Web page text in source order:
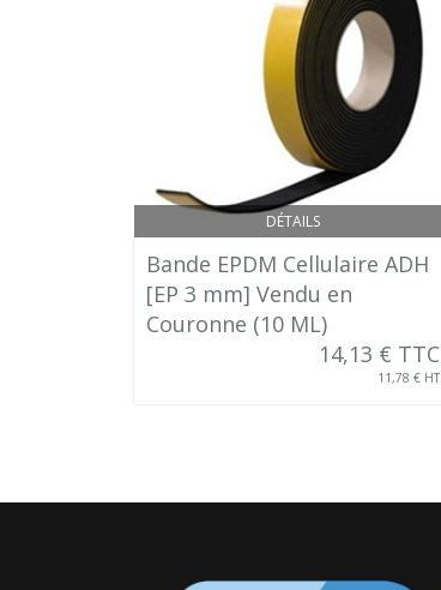
DÉTAILS
Bande EPDM Cellulaire ADH
[EP 3 mm] Vendu en
Couronne (10 ML)
14,13 € TTC
11,78 € HT